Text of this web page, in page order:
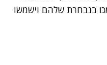
בנבחרת שלהם וישמשו